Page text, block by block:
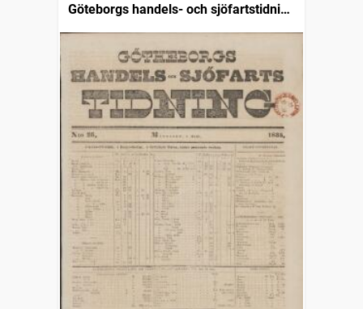
Göteborgs handels- och sjöfartstidning
(1832)